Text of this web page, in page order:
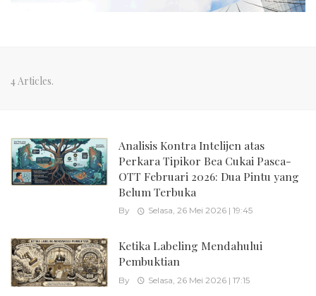
UT dan KSPSI Beri Kesempatan Emas bagi Pekerja Memacu Produktivitas Melalui Pendidikan Tinggi
4 Articles.
Analisis Kontra Intelijen atas
Perkara Tipikor Bea Cukai Pasca-
OTT Februari 2026: Dua Pintu yang
Belum Terbuka
By Selasa, 26 Mei 2026 | 19:45
Ketika Labeling Mendahului
Pembuktian
By Selasa, 26 Mei 2026 | 17:15